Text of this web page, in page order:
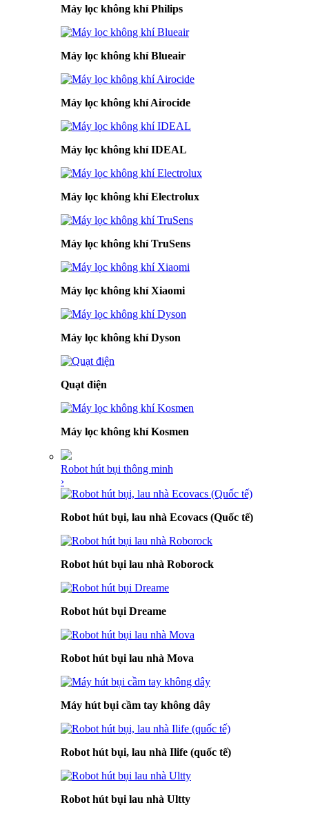
Máy lọc không khí Philips
Máy lọc không khí Blueair
Máy lọc không khí Airocide
Máy lọc không khí IDEAL
Máy lọc không khí Electrolux
Máy lọc không khí TruSens
Máy lọc không khí Xiaomi
Máy lọc không khí Dyson
Quạt điện
Máy lọc không khí Kosmen
Robot hút bụi thông minh
›
Robot hút bụi, lau nhà Ecovacs (Quốc tế)
Robot hút bụi lau nhà Roborock
Robot hút bụi Dreame
Robot hút bụi lau nhà Mova
Máy hút bụi cầm tay không dây
Robot hút bụi, lau nhà Ilife (quốc tế)
Robot hút bụi lau nhà Ultty